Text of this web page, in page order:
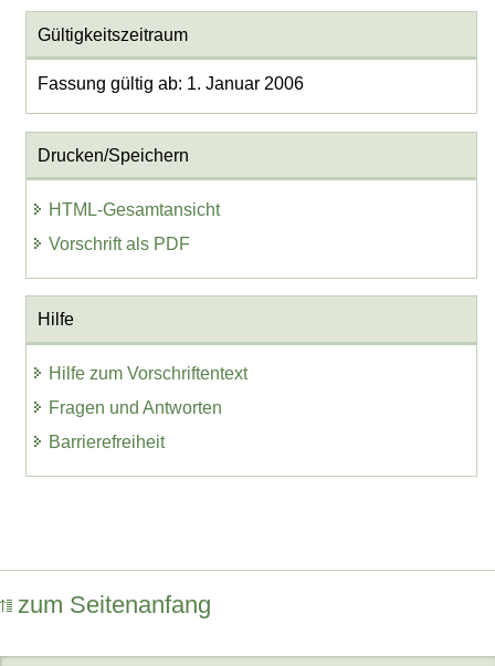
Gültigkeitszeitraum
Fassung gültig ab: 1. Januar 2006
Drucken/Speichern
HTML-Gesamtansicht
Vorschrift als PDF
Hilfe
Hilfe zum Vorschriftentext
Fragen und Antworten
Barrierefreiheit
zum Seitenanfang